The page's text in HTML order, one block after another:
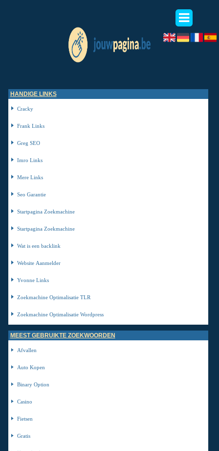
HANDIGE LINKS
Cracky
Frank Links
Greg SEO
Imro Links
Mere Links
Seo Garantie
Startpagina Zoekmachine
Startpagina Zoekmachine
Wat is een backlink
Website Aanmelder
Yvonne Links
Zoekmachine Optimalisatie TLR
Zoekmachine Optimalisatie Wordpress
MEEST GEBRUIKTE ZOEKWOORDEN
Afvallen
Auto Kopen
Binary Option
Casino
Fietsen
Gratis